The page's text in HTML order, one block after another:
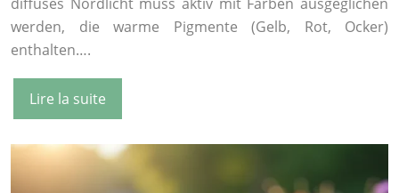
werden, die warme Pigmente (Gelb, Rot, Ocker)
enthalten….
Lire la suite